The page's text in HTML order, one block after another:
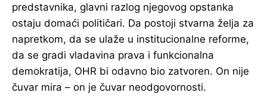
predstavnika, glavni razlog njegovog opstanka
ostaju domaći političari. Da postoji stvarna želja za
napretkom, da se ulaže u institucionalne reforme,
da se gradi vladavina prava i funkcionalna
demokratija, OHR bi odavno bio zatvoren. On nije
čuvar mira – on je čuvar neodgovornosti.